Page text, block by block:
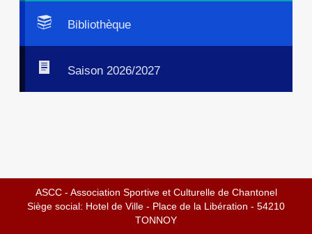
Bibliothèque
Saison 2026/2027
ASCC - Association Sportive et Culturelle de Chantonel
Siège social: Hotel de Ville - Place de la Libération - 54210
TONNOY